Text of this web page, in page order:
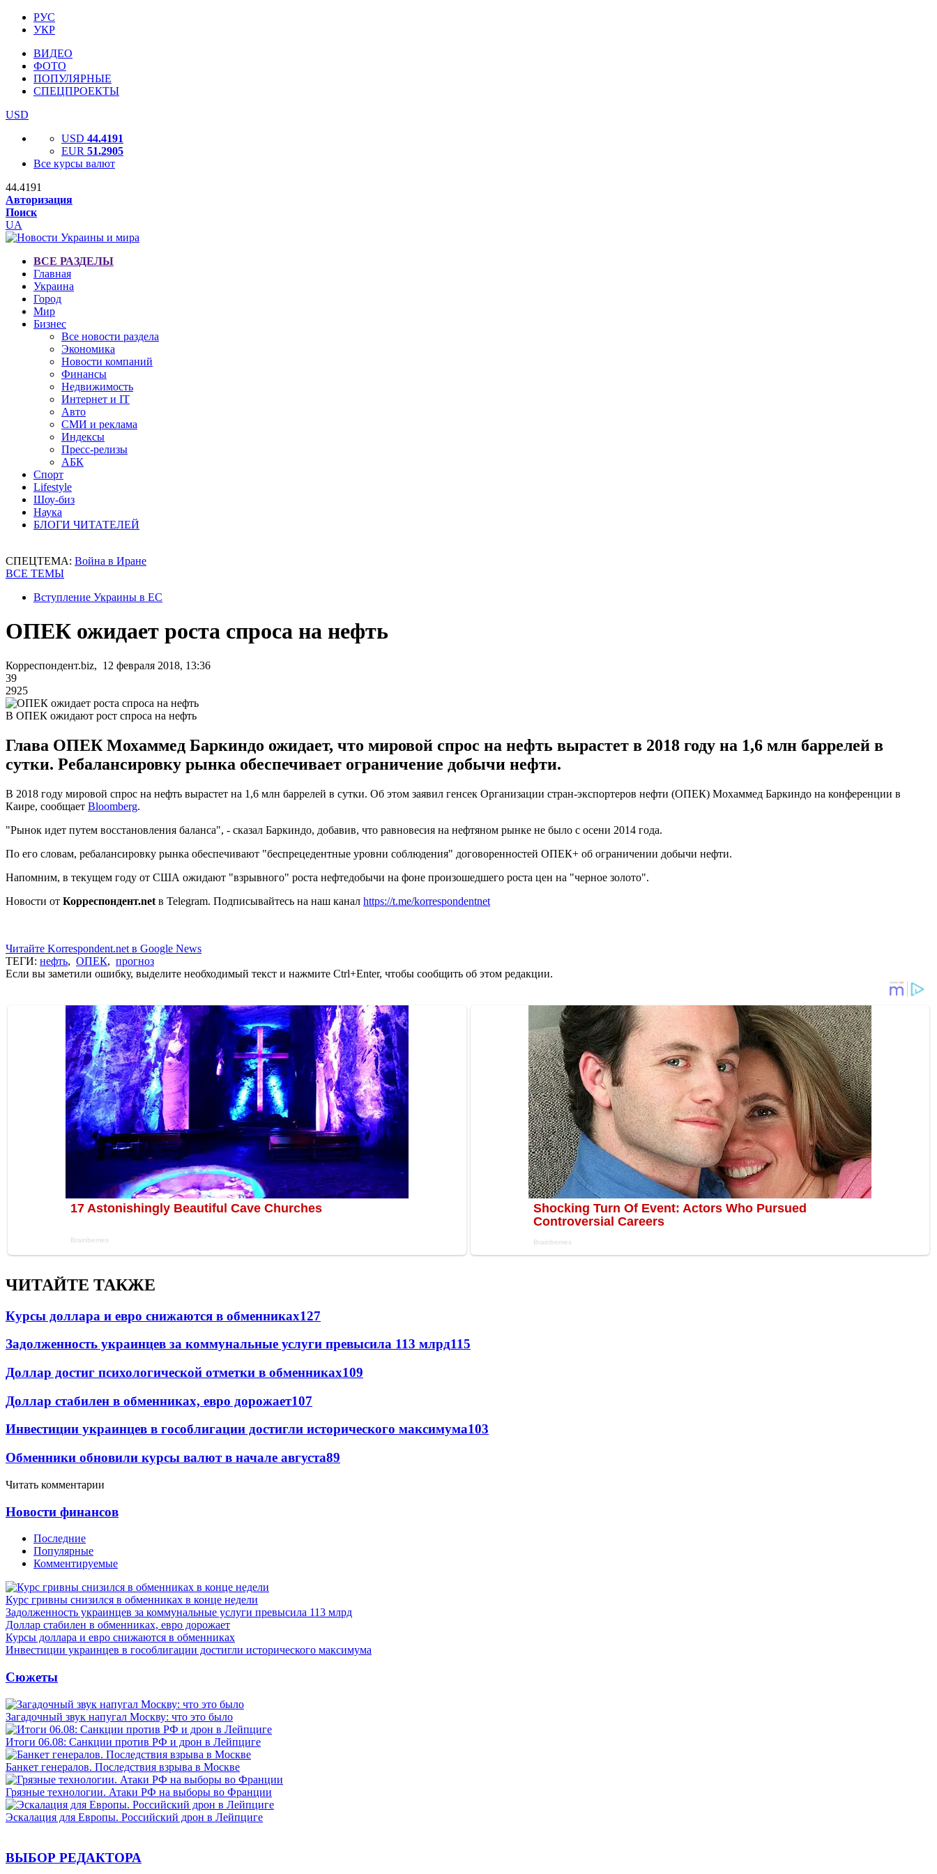
РУС
УКР
ВИДЕО
ФОТО
ПОПУЛЯРНЫЕ
СПЕЦПРОЕКТЫ
USD
USD 44.4191
EUR 51.2905
Все курсы валют
44.4191
Авторизация
Поиск
UA
ВСЕ РАЗДЕЛЫ
Главная
Украина
Город
Мир
Бизнес
Все новости раздела
Экономика
Новости компаний
Финансы
Недвижимость
Интернет и IT
Авто
СМИ и реклама
Индексы
Пресс-релизы
АБК
Спорт
Lifestyle
Шоу-биз
Наука
БЛОГИ ЧИТАТЕЛЕЙ
СПЕЦТЕМА: Война в Иране
ВСЕ ТЕМЫ
Вступление Украины в ЕС
ОПЕК ожидает роста спроса на нефть
Корреспондент.biz, 12 февраля 2018, 13:36
39
2925
В ОПЕК ожидают рост спроса на нефть
Глава ОПЕК Мохаммед Баркиндо ожидает, что мировой спрос на нефть вырастет в 2018 году на 1,6 млн баррелей в
сутки. Ребалансировку рынка обеспечивает ограничение добычи нефти.
В 2018 году мировой спрос на нефть вырастет на 1,6 млн баррелей в сутки. Об этом заявил генсек Организации стран-экспортеров нефти (ОПЕК) Мохаммед Баркиндо на конференции в
Каире, сообщает Bloomberg.
"Рынок идет путем восстановления баланса", - сказал Баркиндо, добавив, что равновесия на нефтяном рынке не было с осени 2014 года.
По его словам, ребалансировку рынка обеспечивают "беспрецедентные уровни соблюдения" договоренностей ОПЕК+ об ограничении добычи нефти.
Напомним, в текущем году от США ожидают "взрывного" роста нефтедобычи на фоне произошедшего роста цен на "черное золото".
Новости от Корреспондент.net в Telegram. Подписывайтесь на наш канал https://t.me/korrespondentnet
Читайте Korrespondent.net в Google News
ТЕГИ: нефть, ОПЕК, прогноз
Если вы заметили ошибку, выделите необходимый текст и нажмите Ctrl+Enter, чтобы сообщить об этом редакции.
ЧИТАЙТЕ ТАКЖЕ
Курсы доллара и евро снижаются в обменниках127
Задолженность украинцев за коммунальные услуги превысила 113 млрд115
Доллар достиг психологической отметки в обменниках109
Доллар стабилен в обменниках, евро дорожает107
Инвестиции украинцев в гособлигации достигли исторического максимума103
Обменники обновили курсы валют в начале августа89
Читать комментарии
Новости финансов
Последние
Популярные
Комментируемые
Курс гривны снизился в обменниках в конце недели
Задолженность украинцев за коммунальные услуги превысила 113 млрд
Доллар стабилен в обменниках, евро дорожает
Курсы доллара и евро снижаются в обменниках
Инвестиции украинцев в гособлигации достигли исторического максимума
Сюжеты
Загадочный звук напугал Москву: что это было
Итоги 06.08: Санкции против РФ и дрон в Лейпциге
Банкет генералов. Последствия взрыва в Москве
Грязные технологии. Атаки РФ на выборы во Франции
Эскалация для Европы. Российский дрон в Лейпциге
ВЫБОР РЕДАКТОРА